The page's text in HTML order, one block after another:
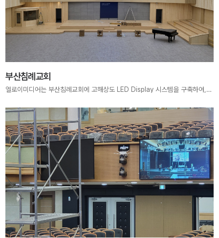
부산침례교회
엘로이미디어는 부산침례교회에 고해상도 LED Display 시스템을 구축하여, 예배 중 말씀과 찬양이 더욱 선명하고 감동 있게 전달될 수 있도록 지원하였습니다. 안정적인 송출과 선명한 화질로 최적의 예배 환경을 제공합니다.